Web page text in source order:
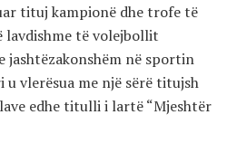
tituj kampionë dhe trofe të
lavdishme të volejbollit
në sportin
vlerësua me një sërë titujsh
edhe titulli i lartë “Mjeshtër